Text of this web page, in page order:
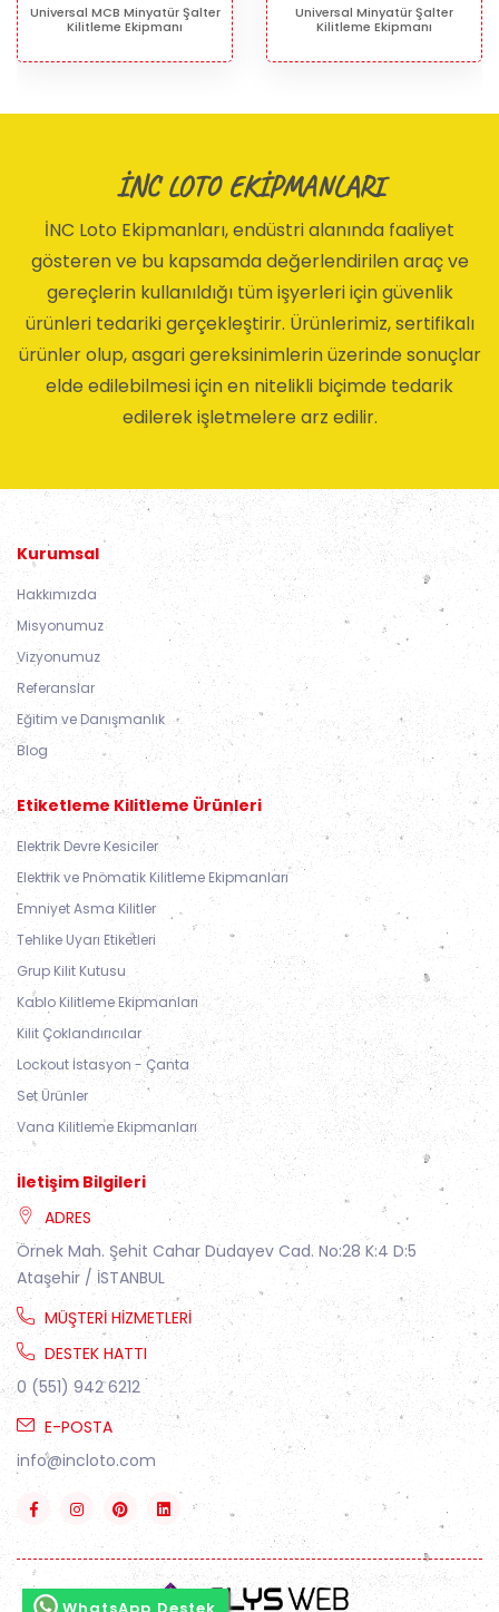
MCB Minyatür Şalter
Kilitleme Ekipmanı
Universal Minyatür Şalter
Kilitleme Ekipmanı
İNC LOTO EKİPMANLARI
İNC Loto Ekipmanları, endüstri alanında faaliyet
gösteren ve bu kapsamda değerlendirilen araç ve
gereçlerin kullanıldığı tüm işyerleri için güvenlik
ürünleri tedariki gerçekleştirir. Ürünlerimiz, sertifikalı
ürünler olup, asgari gereksinimlerin üzerinde sonuçlar
elde edilebilmesi için en nitelikli biçimde tedarik
edilerek işletmelere arz edilir.
Kurumsal
Hakkımızda
Misyonumuz
Vizyonumuz
Referanslar
Eğitim ve Danışmanlık
Blog
Etiketleme Kilitleme Ürünleri
Elektrik Devre Kesiciler
Elektrik ve Pnömatik Kilitleme Ekipmanları
Emniyet Asma Kilitler
Tehlike Uyarı Etiketleri
Grup Kilit Kutusu
Kablo Kilitleme Ekipmanları
Kilit Çoklandırıcılar
Lockout İstasyon - Çanta
Set Ürünler
Vana Kilitleme Ekipmanları
İletişim Bilgileri
ADRES
Örnek Mah. Şehit Cahar Dudayev Cad. No:28 K:4 D:5
Ataşehir / İSTANBUL
MÜŞTERI HIZMETLERI
DESTEK HATTI
0 (551) 942 6212
E-POSTA
info@incloto.com